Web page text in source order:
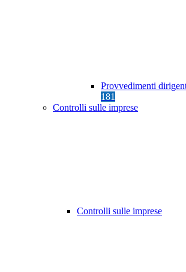
Provvedimenti
181
Controlli sulle imprese
Controlli sulle imprese